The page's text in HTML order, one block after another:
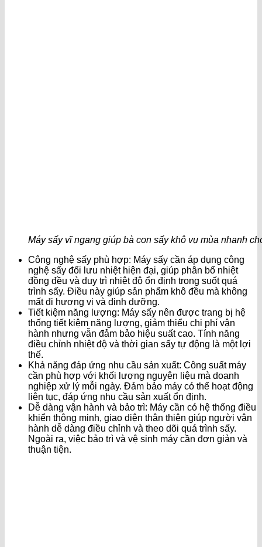
Máy sấy vĩ ngang giúp bà con sấy khô vụ mùa nhanh
Công nghệ sấy phù hợp: Máy sấy cần áp dụng công
nghệ sấy đối lưu nhiệt hiện đại, giúp phân bổ nhiệt
đồng đều và duy trì nhiệt độ ổn định trong suốt quá
trình sấy. Điều này giúp sản phẩm khô đều mà không
mất đi hương vị và dinh dưỡng.
Tiết kiệm năng lượng: Máy sấy nên được trang bị hệ
thống tiết kiệm năng lượng, giảm thiểu chi phí vận
hành nhưng vẫn đảm bảo hiệu suất cao. Tính năng
điều chỉnh nhiệt độ và thời gian sấy tự động là một lợi
thế.
Khả năng đáp ứng nhu cầu sản xuất: Công suất máy
cần phù hợp với khối lượng nguyên liệu mà doanh
nghiệp xử lý mỗi ngày. Đảm bảo máy có thể hoạt động
liên tục, đáp ứng nhu cầu sản xuất ổn định.
Dễ dàng vận hành và bảo trì: Máy cần có hệ thống điều
khiển thông minh, giao diện thân thiện giúp người vận
hành dễ dàng điều chỉnh và theo dõi quá trình sấy.
Ngoài ra, việc bảo trì và vệ sinh máy cần đơn giản và
thuận tiện.